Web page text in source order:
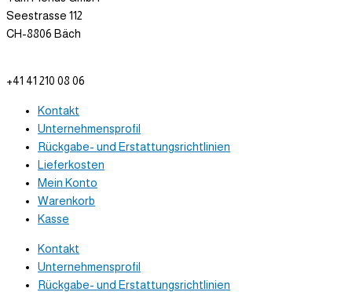
Seestrasse 112
CH-8806 Bäch
+41 41 210 08 06
Kontakt
Unternehmensprofil
Rückgabe- und Erstattungsrichtlinien
Lieferkosten
Mein Konto
Warenkorb
Kasse
Kontakt
Unternehmensprofil
Rückgabe- und Erstattungsrichtlinien